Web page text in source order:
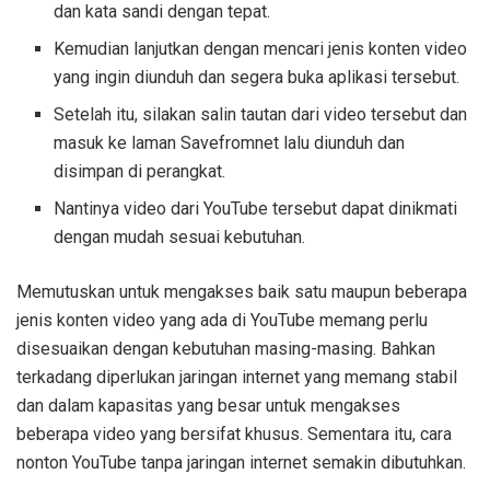
dan kata sandi dengan tepat.
Kemudian lanjutkan dengan mencari jenis konten video
yang ingin diunduh dan segera buka aplikasi tersebut.
Setelah itu, silakan salin tautan dari video tersebut dan
masuk ke laman Savefromnet lalu diunduh dan
disimpan di perangkat.
Nantinya video dari YouTube tersebut dapat dinikmati
dengan mudah sesuai kebutuhan.
Memutuskan untuk mengakses baik satu maupun beberapa
jenis konten video yang ada di YouTube memang perlu
disesuaikan dengan kebutuhan masing-masing. Bahkan
terkadang diperlukan jaringan internet yang memang stabil
dan dalam kapasitas yang besar untuk mengakses
beberapa video yang bersifat khusus. Sementara itu, cara
nonton YouTube tanpa jaringan internet semakin dibutuhkan.